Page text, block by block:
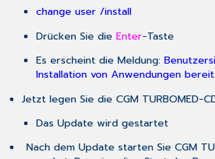
change user /install
Drücken Sie die Enter-Taste
Es erscheint die Meldung:
Installation von Anwendungen bereit.
Jetzt legen Sie die CGM TURBOMED-
Das Update wird gestartet
Nach dem Update starten Sie CGM